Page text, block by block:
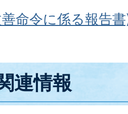
命令に係る報告
連情報